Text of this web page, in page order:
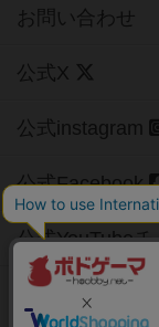
お問い合わせ
公式X
公式instagram
公式Facebook
公式YouTube